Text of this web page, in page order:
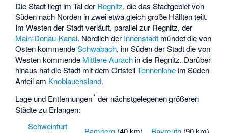
Die Stadt liegt im Tal der Regnitz, die das Stadtgebiet von
Süden nach Norden in zwei etwa gleich große Hälften teilt.
Im Westen der Stadt verläuft, parallel zur Regnitz, der
Main-Donau-Kanal. Nördlich der Innenstadt mündet die von
Osten kommendeSchwabach, im Süden der Stadt die von
Westen kommende Mittlere Aurach in die Regnitz. Darüber
hinaus hat die Stadt mit dem OrtsteilTennenlohe im Süden
Anteil am Knoblauchsland.
Lage und Entfernungen* der nächstgelegenen größeren
Städte zu Erlangen:
Schweinfurt